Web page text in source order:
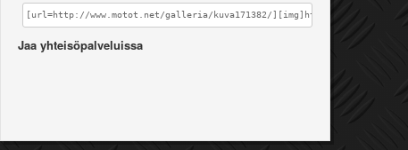
[url=http://www.motot.net/galleria/kuva171382/][img]http://
Jaa yhteisöpalveluissa